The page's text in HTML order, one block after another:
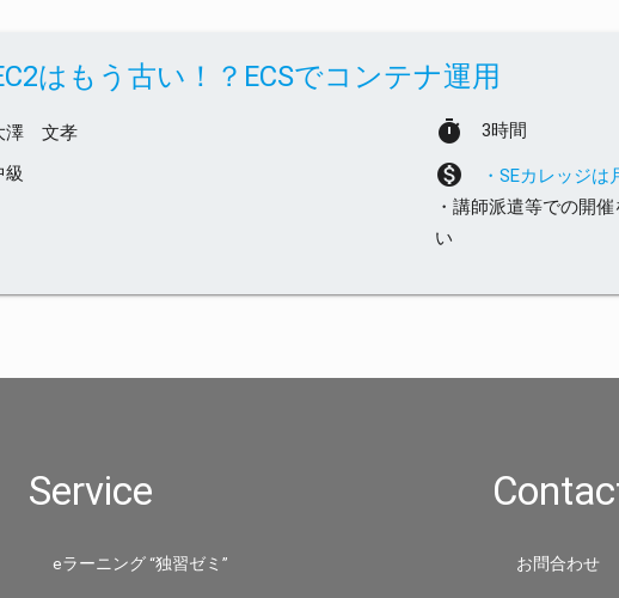
はもう古い！？ECSでコンテナ運用
澤 文孝 timer 3時間
級 monetization_on
・SEカレッジ
・講師派遣等での開
い
Service
eラーニング “独習ゼミ” お問合わせ